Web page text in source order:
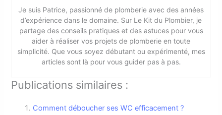
Je suis Patrice, passionné de plomberie avec des années
d’expérience dans le domaine. Sur Le Kit du Plombier, je
partage des conseils pratiques et des astuces pour vous
aider à réaliser vos projets de plomberie en toute
simplicité. Que vous soyez débutant ou expérimenté, mes
articles sont là pour vous guider pas à pas.
Publications similaires :
Comment déboucher ses WC efficacement ?